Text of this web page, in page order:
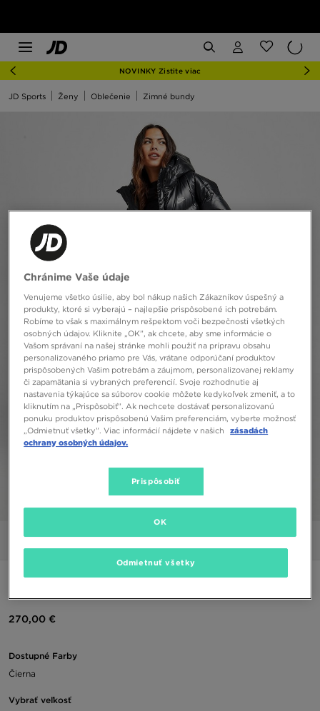
NOVINKY Zistite viac
JD Sports Ženy Oblečenie Zimné bundy
NIKE CITY HOODED PARKA JACKET PARKA
270,00 €
Dostupné Farby
Čierna
Vybrať veľkosť
Chránime Vaše údaje
Venujeme všetko úsilie, aby bol nákup našich Zákazníkov úspešný a
produkty, ktoré si vyberajú – najlepšie prispôsobené ich potrebám.
Robíme to však s maximálnym rešpektom voči bezpečnosti všetkých
osobných údajov. Kliknite „OK”, ak chcete, aby sme informácie o
Vašom správaní na našej stránke mohli použiť na prípravu obsahu
personalizovaného priamo pre Vás, vrátane odporúčaní produktov
prispôsobených Vašim potrebám a záujmom, personalizovanej reklamy
či zapamätania si vybraných preferencií. Svoje rozhodnutie aj
nastavenia týkajúce sa súborov cookie môžete kedykoľvek zmeniť, a to
kliknutím na „Prispôsobiť”. Ak nechcete dostávať personalizovanú
ponuku produktov prispôsobenú Vašim preferenciám, vyberte možnosť
„Odmietnuť všetky”. Viac informácií nájdete v našich
zásadách
ochrany osobných údajov.
Prispôsobiť
Odmietnuť všetky
OK